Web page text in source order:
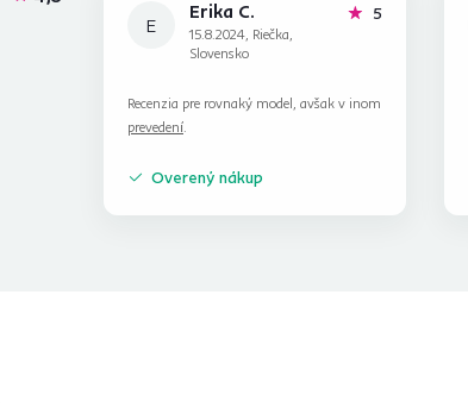
E
Erika C.
15.8.2024, Riečka,
Slovensko
5hviezdičiek
Recenzia pre rovnaký model, avšak v inom
prevedení
Overený nákup